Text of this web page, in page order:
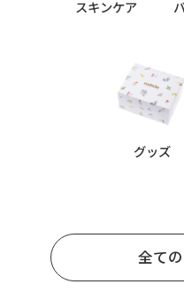
スキンケア
グッズ
全て